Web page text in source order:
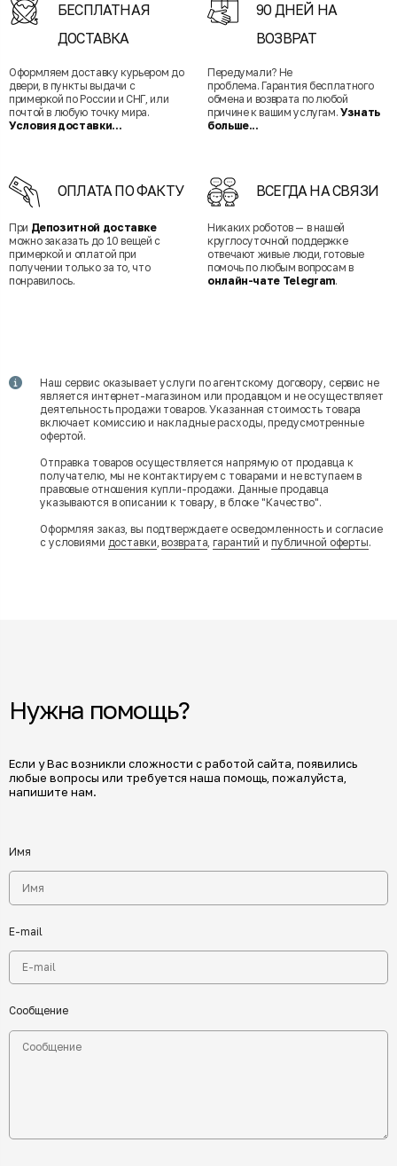
БЕСПЛАТНАЯ
ДОСТАВКА
Оформляем доставку курьером до
двери, в пункты выдачи с
примеркой по России и СНГ, или
почтой в любую точку мира.
Условия доставки...
90 ДНЕЙ НА
ВОЗВРАТ
Передумали? Не
проблема. Гарантия бесплатного
обмена и возврата по любой
причине к вашим услугам. Узнать
больше...
ОПЛАТА ПО ФАКТУ
При Депозитной доставке
можно заказать до 10 вещей с
примеркой и оплатой при
получении только за то, что
понравилось.
ВСЕГДА НА СВЯЗИ
Никаких роботов — в нашей
круглосуточной поддержке
отвечают живые люди, готовые
помочь по любым вопросам в
онлайн-чате Telegram.
Наш сервис оказывает услуги по агентскому договору, сервис не
является интернет-магазином или продавцом и не осуществляет
деятельность продажи товаров. Указанная стоимость товара
включает комиссию и накладные расходы, предусмотренные
офертой.
Отправка товаров осуществляется напрямую от продавца к
получателю, мы не контактируем с товарами и не вступаем в
правовые отношения купли-продажи. Данные продавца
указываются в описании к товару, в блоке "Качество".
Оформляя заказ, вы подтверждаете осведомленность и согласие
с условиями доставки,возврата,гарантий и публичной оферты.
Нужна помощь?
Если у Вас возникли сложности с работой сайта, появились
любые вопросы или требуется наша помощь, пожалуйста,
напишите нам.
Имя
E-mail
Сообщение